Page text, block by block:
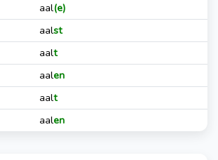
aal(e)
aalst
aalt
aalen
aalt
aalen